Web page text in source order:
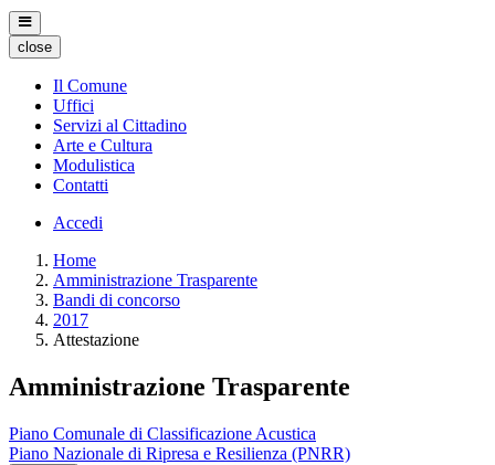
close
Il Comune
Uffici
Servizi al Cittadino
Arte e Cultura
Modulistica
Contatti
Accedi
Home
Amministrazione Trasparente
Bandi di concorso
2017
Attestazione
Amministrazione Trasparente
Piano Comunale di Classificazione Acustica
Piano Nazionale di Ripresa e Resilienza (PNRR)